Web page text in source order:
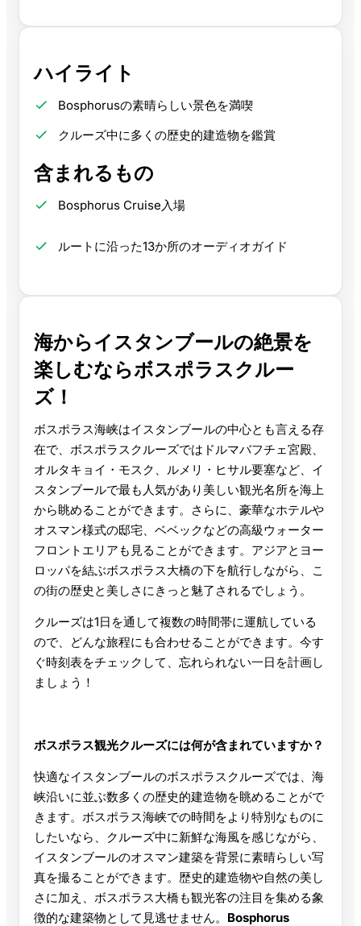
ハイライト
Bosphorusの素晴らしい景色を満喫
クルーズ中に多くの歴史的建造物を鑑賞
含まれるもの
Bosphorus Cruise入場
ルートに沿った13か所のオーディオガイド
海からイスタンブールの絶景を
楽しむならボスポラスクルー
ズ！
ボスポラス海峡はイスタンブールの中心とも言える存
在で、ボスポラスクルーズではドルマバフチェ宮殿、
オルタキョイ・モスク、ルメリ・ヒサル要塞など、イ
スタンブールで最も人気があり美しい観光名所を海上
から眺めることができます。さらに、豪華なホテルや
オスマン様式の邸宅、ベベックなどの高級ウォーター
フロントエリアも見ることができます。アジアとヨー
ロッパを結ぶボスポラス大橋の下を航行しながら、こ
の街の歴史と美しさにきっと魅了されるでしょう。
クルーズは1日を通して複数の時間帯に運航している
ので、どんな旅程にも合わせることができます。今す
ぐ時刻表をチェックして、忘れられない一日を計画し
ましょう！
ボスポラス観光クルーズには何が含まれていますか？
快適なイスタンブールのボスポラスクルーズでは、海
峡沿いに並ぶ数多くの歴史的建造物を眺めることがで
きます。ボスポラス海峡での時間をより特別なものに
したいなら、クルーズ中に新鮮な海風を感じながら、
イスタンブールのオスマン建築を背景に素晴らしい写
真を撮ることができます。歴史的建造物や自然の美し
さに加え、ボスポラス大橋も観光客の注目を集める象
徴的な建築物として見逃せません。 Bosphorus